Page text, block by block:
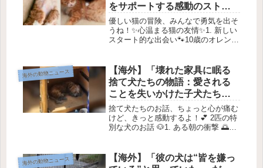
をサポートする感動のストー
リー」
優しい猫の冒険、みんなで勇気を出そ
うね！✨心温まる猫の友情✨1. 新しい
スタート的な出会い🐾10歳のオレンジ
猫を助ける素敵な友情をつくりまし
た。彼は交通渋滞を経て、🐱Tai...
海外の動物ニュース
【海外】「壊れた家具に眠る
捨て犬たちの物語：愛される
ことを失いかけた子犬たちの
苦悩」
捨て犬たちのお話、ちょっと心が痛む
けど、きっと感動するよ！💕 2匹の特
別な犬のお話 🐶1. ある朝の衝撃 🌅先
ました。誰も見たことのない、フワフ
ワの犬が2匹、道にいたんです！...
海外の動物ニュース
【海外】「彼の犬は“皆を嫌っ